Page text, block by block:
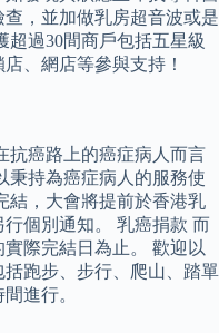
，並加做乳房超音波或是
超過30間商戶包括五星級
、網店等參與支持！
抗癌路上的癌症病人而言
秉持為癌症病人的服務使
結，大會將提前於香港乳
個別通知。 乳癌捐款 而
際完結日為止。 歡迎以
跑步、步行、爬山、踏單
進行。